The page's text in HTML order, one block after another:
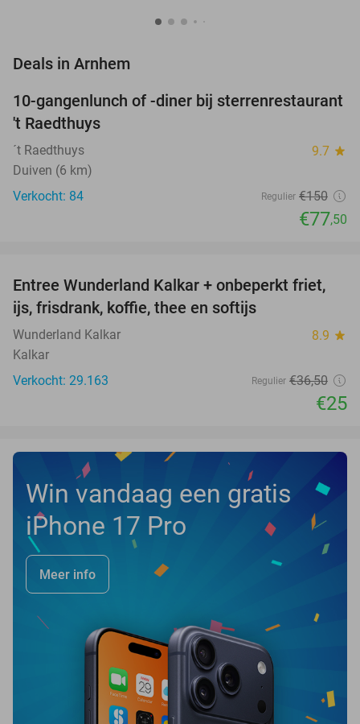
Deals in Arnhem
48%
NEW
TODAY
10-gangenlunch of -diner bij sterrenrestaurant
't Raedthuys
´t Raedthuys 9.7 star
Duiven (6 km)
Verkocht: 84
Regulier €150
€77,50
32%
Entree Wunderland Kalkar + onbeperkt friet,
ijs, frisdrank, koffie, thee en softijs
Wunderland Kalkar 8.9 star
Kalkar
Verkocht: 29.163
Regulier €36,50
€25
Win vandaag een gratis
iPhone 17 Pro
Meer info